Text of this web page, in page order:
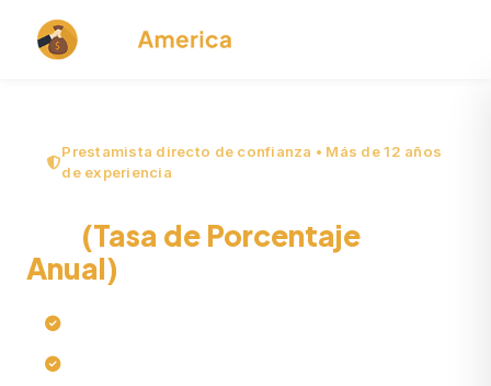
Prestamista directo de confianza • Más de 12 años
de experiencia
(Tasa de Porcentaje
Anual)
Sin verificación de crédito estricta
Decisión de aprobación rápida garantizada